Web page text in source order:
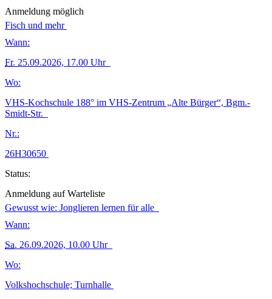
Anmeldung möglich
Fisch und mehr
Wann:
Fr. 25.09.2026, 17.00 Uhr
Wo:
VHS-Kochschule 188° im VHS-Zentrum „Alte Bürger“, Bgm.-
Smidt-Str.
Nr.:
26H30650
Status:
Anmeldung auf Warteliste
Gewusst wie: Jonglieren lernen für alle
Wann:
Sa. 26.09.2026, 10.00 Uhr
Wo:
Volkshochschule; Turnhalle